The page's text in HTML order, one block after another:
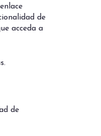
de
acceda a
de